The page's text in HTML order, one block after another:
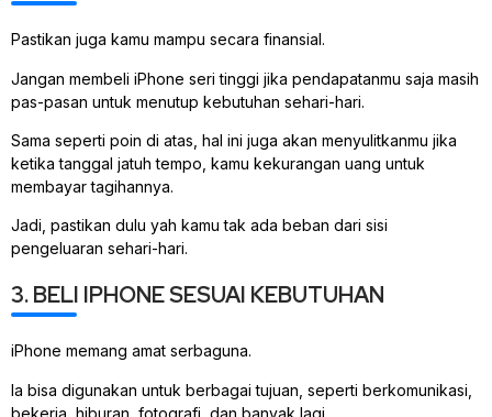
Pastikan juga kamu mampu secara finansial.
Jangan membeli iPhone seri tinggi jika pendapatanmu saja masih
pas-pasan untuk menutup kebutuhan sehari-hari.
Sama seperti poin di atas, hal ini juga akan menyulitkanmu jika
ketika tanggal jatuh tempo, kamu kekurangan uang untuk
membayar tagihannya.
Jadi, pastikan dulu yah kamu tak ada beban dari sisi
pengeluaran sehari-hari.
3. BELI IPHONE SESUAI KEBUTUHAN
iPhone memang amat serbaguna.
Ia bisa digunakan untuk berbagai tujuan, seperti berkomunikasi,
bekerja, hiburan, fotografi, dan banyak lagi.